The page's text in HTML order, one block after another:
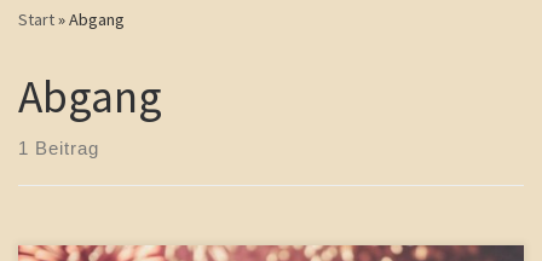
Start»Abgang
Abgang
1 Beitrag